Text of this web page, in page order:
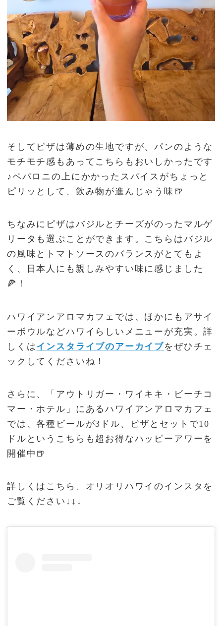
そしてピザは薄めの生地ですが、パンのような
モチモチ感もあってこちらもおいしかったです
♪ペパロニの上にかかったスパイスがちょっと
ピリッとして、飲み物が進んじゃう味🍺
ちなみにピザはバジルとチーズがのったマルゲ
リータも選ぶことができます。こちらはバジル
の風味とトマトソースのバランスがとてもよ
く、日本人にも親しみやすい味に感じました
🍕！
ハワイアンアロマカフェでは、ほかにもアサイ
ーボウルなどハワイらしいメニューが充実。詳
しくはインスタライブのアーカイブをぜひチェ
ックしてくださいね！
さらに、「アウトリガー・ワイキキ・ビーチコ
マー・ホテル」にあるハワイアンアロマカフェ
では、各種ビールが3ドル、ピザとセットで10
ドルというこちらも超お得なハッピーアワーを
開催中🍺
詳しくはこちら、オリオリハワイのインスタを
ご覧ください↓↓↓